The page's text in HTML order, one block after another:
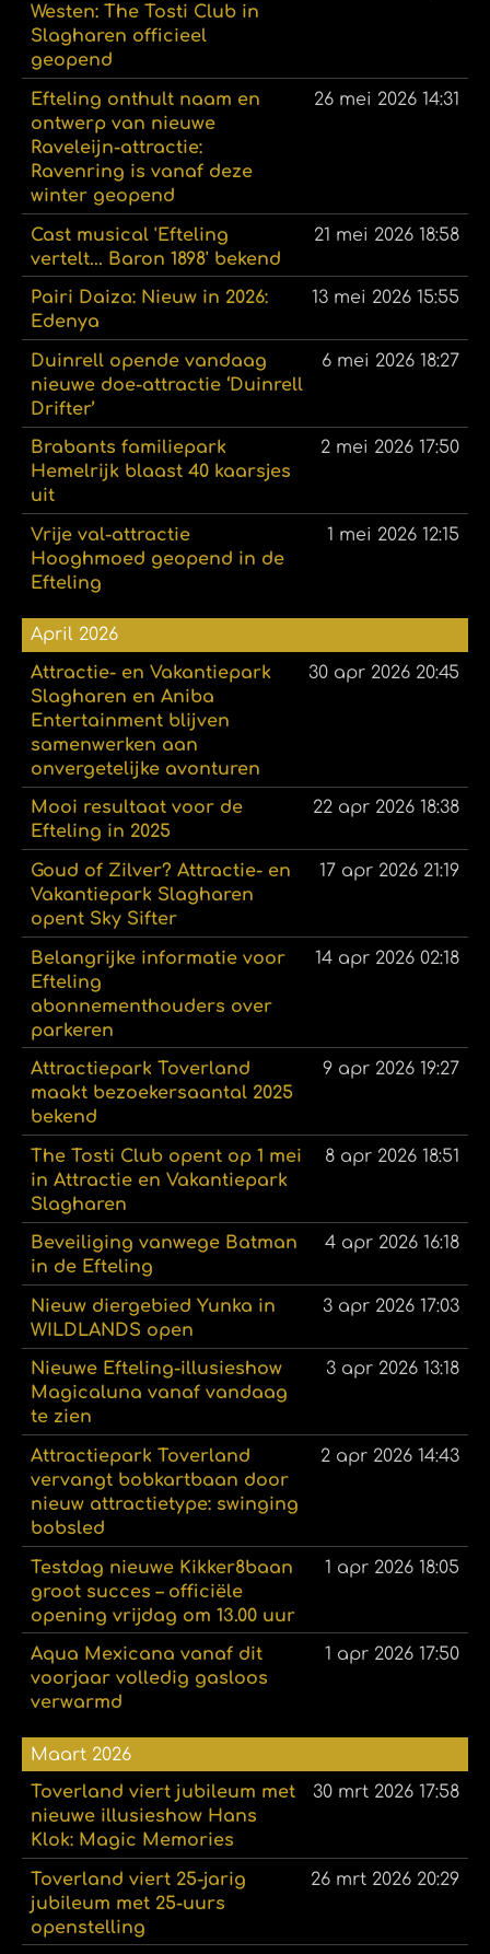
Westen: The Tosti Club in
Slagharen officieel
geopend
Efteling onthult naam en
ontwerp van nieuwe
Raveleijn-attractie:
Ravenring is vanaf deze
winter geopend
26 mei 2026 14:31
Cast musical 'Efteling
vertelt... Baron 1898' bekend
21 mei 2026 18:58
Pairi Daiza: Nieuw in 2026:
Edenya
13 mei 2026 15:55
Duinrell opende vandaag
nieuwe doe-attractie ‘Duinrell
Drifter’
6 mei 2026 18:27
Brabants familiepark
Hemelrijk blaast 40 kaarsjes
uit
2 mei 2026 17:50
Vrije val-attractie
Hooghmoed geopend in de
Efteling
1 mei 2026 12:15
April 2026
Attractie- en Vakantiepark
Slagharen en Aniba
Entertainment blijven
samenwerken aan
onvergetelijke avonturen
30 apr 2026 20:45
Mooi resultaat voor de
Efteling in 2025
22 apr 2026 18:38
Goud of Zilver? Attractie- en
Vakantiepark Slagharen
opent Sky Sifter
17 apr 2026 21:19
Belangrijke informatie voor
Efteling
abonnementhouders over
parkeren
14 apr 2026 02:18
Attractiepark Toverland
maakt bezoekersaantal 2025
bekend
9 apr 2026 19:27
The Tosti Club opent op 1 mei
in Attractie en Vakantiepark
Slagharen
8 apr 2026 18:51
Beveiliging vanwege Batman
in de Efteling
4 apr 2026 16:18
Nieuw diergebied Yunka in
WILDLANDS open
3 apr 2026 17:03
Nieuwe Efteling-illusieshow
Magicaluna vanaf vandaag
te zien
3 apr 2026 13:18
Attractiepark Toverland
vervangt bobkartbaan door
nieuw attractietype: swinging
bobsled
2 apr 2026 14:43
Testdag nieuwe Kikker8baan
groot succes – officiële
opening vrijdag om 13.00 uur
1 apr 2026 18:05
Aqua Mexicana vanaf dit
voorjaar volledig gasloos
verwarmd
1 apr 2026 17:50
Maart 2026
Toverland viert jubileum met
nieuwe illusieshow Hans
Klok: Magic Memories
30 mrt 2026 17:58
Toverland viert 25-jarig
jubileum met 25-uurs
openstelling
26 mrt 2026 20:29